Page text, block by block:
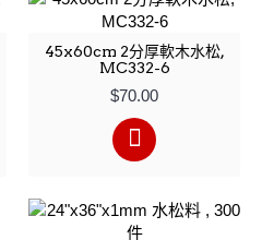
45x60cm 2分厚軟木水松,
MC332-6
$70.00